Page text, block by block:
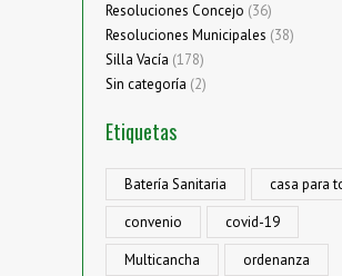
Resoluciones Concejo (36)
Resoluciones Municipales (38)
Silla Vacía (178)
Sin categoría (2)
Etiquetas
Batería Sanitaria
casa para
convenio
covid-19
Multicancha
ordenanza